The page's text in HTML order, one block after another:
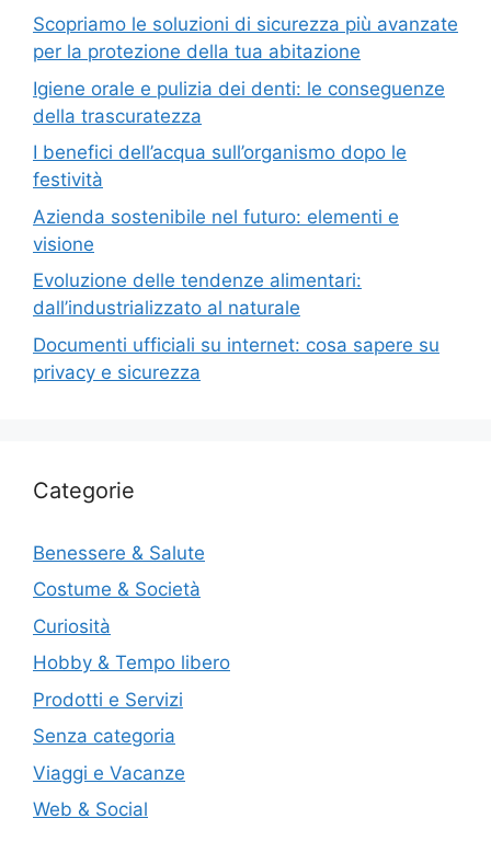
Scopriamo le soluzioni di sicurezza più avanzate
per la protezione della tua abitazione
Igiene orale e pulizia dei denti: le conseguenze
della trascuratezza
I benefici dell’acqua sull’organismo dopo le
festività
Azienda sostenibile nel futuro: elementi e
visione
Evoluzione delle tendenze alimentari:
dall’industrializzato al naturale
Documenti ufficiali su internet: cosa sapere su
privacy e sicurezza
Categorie
Benessere & Salute
Costume & Società
Curiosità
Hobby & Tempo libero
Prodotti e Servizi
Senza categoria
Viaggi e Vacanze
Web & Social